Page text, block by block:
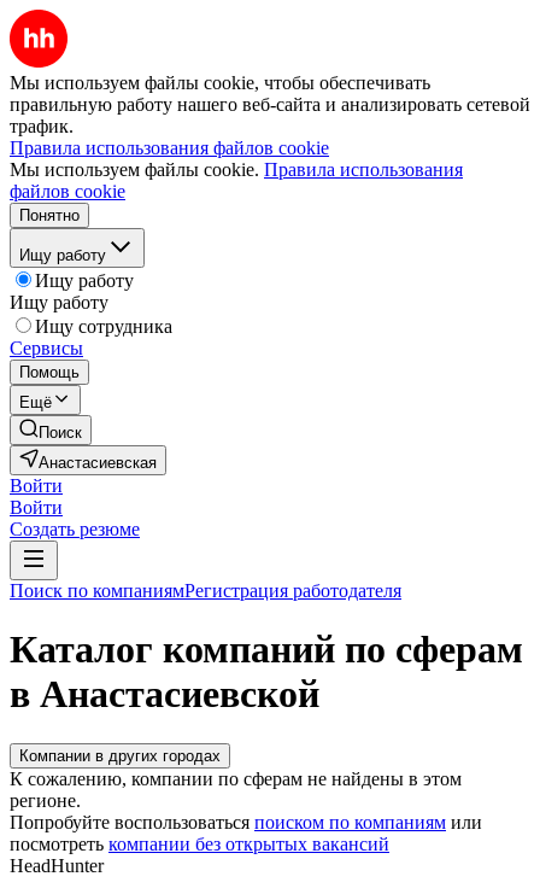
Мы используем файлы cookie, чтобы обеспечивать
правильную работу нашего веб-сайта и анализировать сетевой
трафик.
Правила использования файлов cookie
Мы используем файлы cookie. Правила использования
файлов cookie
Понятно
Ищу работу
Ищу работу
Ищу работу
Ищу сотрудника
Сервисы
Помощь
Ещё
Поиск
Анастасиевская
Войти
Войти
Создать резюме
Поиск по компаниямРегистрация работодателя
Каталог компаний по сферам
в Анастасиевской
Компании в других городах
К сожалению, компании по сферам не найдены в этом
регионе.
Попробуйте воспользоваться поиском по компаниям или
посмотреть компании без открытых вакансий
HeadHunter